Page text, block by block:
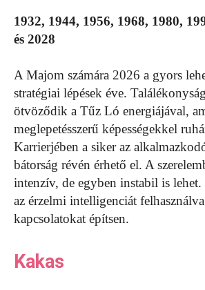
1932, 1944, 1956, 1968, 1980,
és 2028
A Majom számára 2026 a gyors
stratégiai lépések éve.
ötvöződik a Tűz Ló energiájával,
meglepetésszerű képességekkel
Karrierjében a siker az
bátorság révén érhető el. A
intenzív, de egyben instabil is
az érzelmi intelligenciát
kapcsolatokat építsen.
Kakas